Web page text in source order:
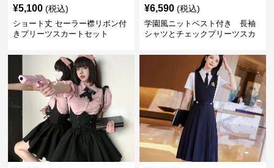
¥5,100 (税込)
ショート丈 セーラー襟リボン付
きプリーツスカートセット
¥6,590 (税込)
学園風ニットベスト付き 長袖
シャツとチェックプリーツスカ